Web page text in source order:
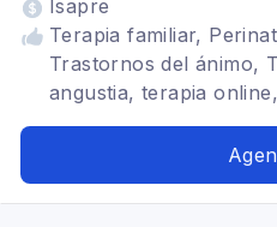
Isapre
Terapia familiar,
Trastornos del ánimo,
angustia, terapia